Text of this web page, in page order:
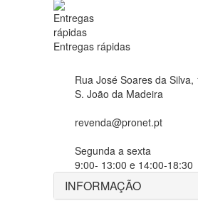
Entregas rápidas
Rua José Soares da Silva,
S. João da Madeira
revenda@pronet.pt
Segunda a sexta
9:00- 13:00 e 14:00-18:30
INFORMAÇÃO